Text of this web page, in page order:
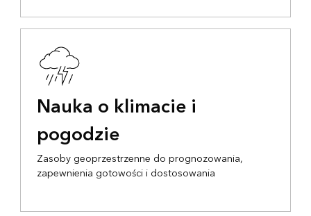
Nauka o klimacie i
pogodzie
Zasoby geoprzestrzenne do prognozowania,
zapewnienia gotowości i dostosowania